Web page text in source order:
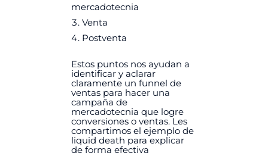
mercadotecnia
Venta
Postventa
Estos puntos nos ayudan a
identificar y aclarar
claramente un funnel de
ventas para hacer una
campaña de
mercadotecnia que logre
conversiones o ventas. Les
compartimos el ejemplo de
liquid death para explicar
de forma efectiva